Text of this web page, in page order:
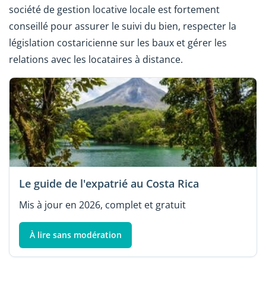
société de gestion locative locale est fortement
conseillé pour assurer le suivi du bien, respecter la
législation costaricienne sur les baux et gérer les
relations avec les locataires à distance.
Le guide de l'expatrié au Costa Rica
Mis à jour en 2026, complet et gratuit
À lire sans modération